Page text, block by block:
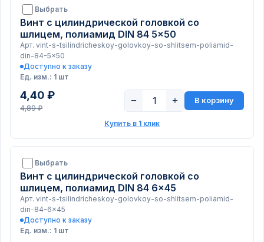
Выбрать
Винт с цилиндрической головкой со
шлицем, полиамид DIN 84 5x50
Арт. vint-s-tsilindricheskoy-golovkoy-so-shlitsem-poliamid-
din-84-5x50
Доступно к заказу
Ед. изм.: 1 шт
4,40 ₽
4,89 ₽
− + В корзину
Купить в 1 клик
Выбрать
Винт с цилиндрической головкой со
шлицем, полиамид DIN 84 6x45
Арт. vint-s-tsilindricheskoy-golovkoy-so-shlitsem-poliamid-
din-84-6x45
Доступно к заказу
Ед. изм.: 1 шт